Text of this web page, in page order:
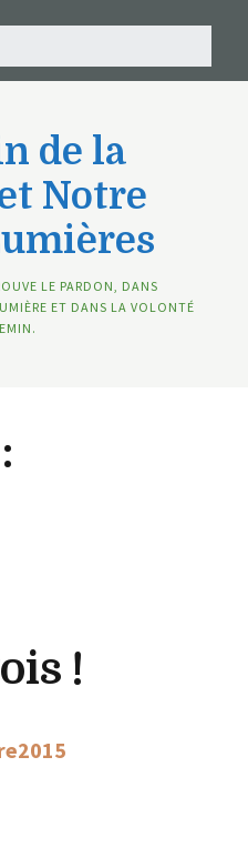
de la
Notre
LE PARDON, DANS
ET DANS LA VOLONTÉ
!